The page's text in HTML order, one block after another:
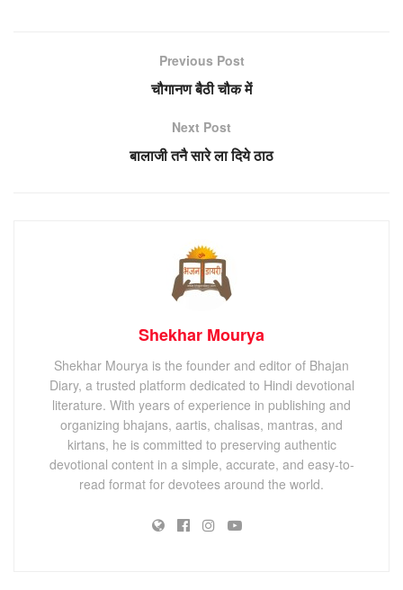
Previous Post
चौगानण बैठी चौक में
Next Post
बालाजी तनै सारे ला दिये ठाठ
Shekhar Mourya
Shekhar Mourya is the founder and editor of Bhajan
Diary, a trusted platform dedicated to Hindi devotional
literature. With years of experience in publishing and
organizing bhajans, aartis, chalisas, mantras, and
kirtans, he is committed to preserving authentic
devotional content in a simple, accurate, and easy-to-
read format for devotees around the world.